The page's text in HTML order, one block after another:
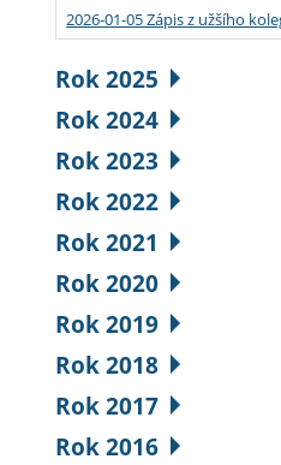
2026-01-05 Zápis z užšího
Rok 2025
Rok 2024
Rok 2023
Rok 2022
Rok 2021
Rok 2020
Rok 2019
Rok 2018
Rok 2017
Rok 2016